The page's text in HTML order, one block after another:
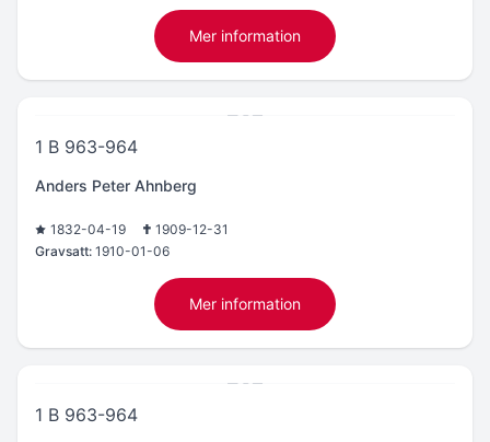
Mer information
1 B 963-964
Anders Peter Ahnberg
1832-04-19
1909-12-31
Gravsatt: 1910-01-06
Mer information
1 B 963-964